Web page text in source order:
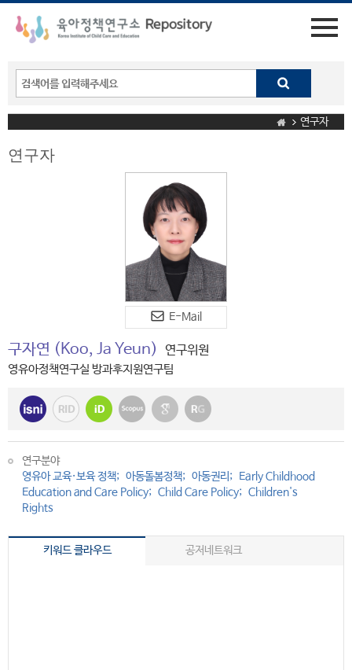
연구자
연구자
E-Mail
구자연 (Koo, Ja Yeun) 연구위원
영유아정책연구실 방과후지원연구팀
연구분야
영유아 교육·보육 정책
아동돌봄정책 아동권리
Early Childhood
Education and Care Policy
Child Care Policy
Children's
Rights
키워드 클라우드 공저네트워크